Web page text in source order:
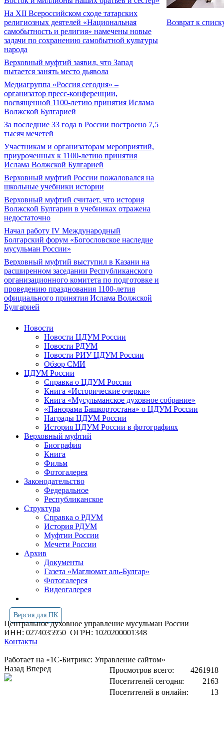
На XII Всероссийском сходе татарских
религиозных деятелей «Национальная
самобытность и религия» намечены новые
задачи по сохранению самобытной культуры
народа
Верховный муфтий заявил, что Запад
пытается занять место дьявола
Медиагруппа «Россия сегодня» –
организатор пресс-конференции,
посвященной 1100-летию принятия Ислама
Волжской Булгарией
За последние 33 года в России построено 7,5
тысяч мечетей
Участникам и организаторам мероприятий,
приуроченных к 1100-летию принятия
Ислама Волжской Булгарией
Верховный муфтий России пожаловался на
школьные учебники истории
Верховный муфтий считает, что история
Волжской Булгарии в учебниках отражена
недостаточно
Начал работу IV Международный
Болгарский форум «Богословское наследие
мусульман России»
Верховный муфтий выступил в Казани на
расширенном заседании Республиканского
организационного комитета по подготовке и
проведению празднования 1100-летия
официального принятия Ислама Волжской
Булгарией
Возврат к
Новости
Новости ЦДУМ России
Новости РДУМ
Новости РИУ ЦДУМ России
Обзор СМИ
ЦДУМ России
Справка о ЦДУМ России
Книга «Исторические очерки»
Книга «Мусульманское духовное собрание»
«Панорама Башкортостана» о ЦДУМ России
Награды ЦДУМ России
История ЦДУМ России в фотографиях
Верховный муфтий
Биография
Книга
Фильм
Фотогалерея
Законодательство
Федеральное
Республиканское
Структура
Справка о РДУМ
История РДУМ
Муфтии России
Мечети России
Архив
Документы
Газета «Маглюмат аль-Булгар»
Фотогалерея
Видеогалерея
Версия для ПК
Центральное духовное управление мусульман России
ИНН: 0274035950 ОГРН: 1020200001348
Контакты
Работает на «1С-Битрикс: Управление сайтом»
Просмотров всего:
4261918
Посетителей сегодня:
2163
Посетителей в онлайн:
13
Назад Вперед